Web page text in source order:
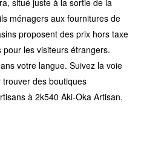
ménagers aux fournitures de
proposent des prix hors taxe
les visiteurs étrangers.
votre langue. Suivez la voie
trouver des boutiques
à 2k540 Aki-Oka Artisan.